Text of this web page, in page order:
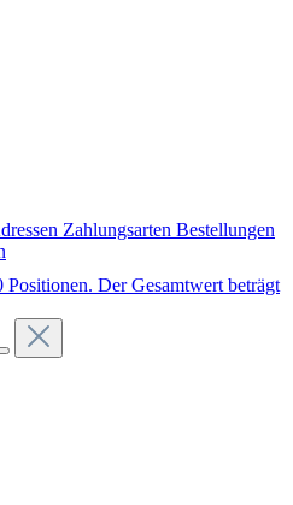
Zahlungsarten Bestellungen
Positionen. Der Gesamtwert beträgt